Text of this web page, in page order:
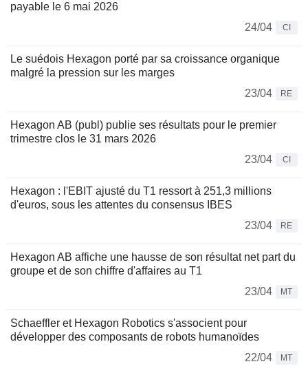
payable le 6 mai 2026
24/04
CI
Le suédois Hexagon porté par sa croissance organique
malgré la pression sur les marges
23/04
RE
Hexagon AB (publ) publie ses résultats pour le premier
trimestre clos le 31 mars 2026
23/04
CI
Hexagon : l'EBIT ajusté du T1 ressort à 251,3 millions
d'euros, sous les attentes du consensus IBES
23/04
RE
Hexagon AB affiche une hausse de son résultat net part du
groupe et de son chiffre d'affaires au T1
23/04
MT
Schaeffler et Hexagon Robotics s'associent pour
développer des composants de robots humanoïdes
22/04
MT